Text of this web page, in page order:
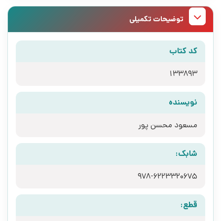
توضیحات تکمیلی
کد کتاب
133893
نویسنده
مسعود محسن پور
شابک:
978-6223320675
قطع: